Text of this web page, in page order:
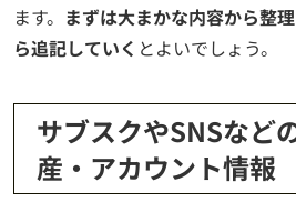
ます。 まずは大まかな内容から整
ら追記していく とよいでしょう。
サブスクやSNSなど
産・アカウント情報